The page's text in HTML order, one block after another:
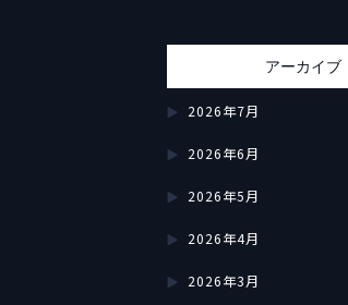
アーカイブ
2026年7月
2026年6月
2026年5月
2026年4月
2026年3月